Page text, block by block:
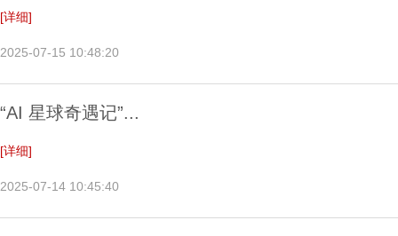
[详细]
2025-07-15 10:48:20
“AI 星球奇遇记”...
[详细]
2025-07-14 10:45:40